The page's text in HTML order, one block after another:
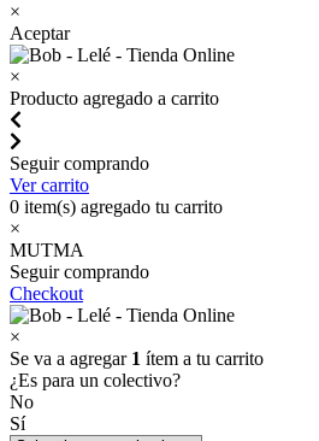
×
Aceptar
×
Producto agregado a carrito
Seguir comprando
Ver carrito
0 item(s) agregado tu carrito
×
MUTMA
Seguir comprando
Checkout
×
Se va a agregar 1 ítem a tu carrito
¿Es para un colectivo?
No
Sí